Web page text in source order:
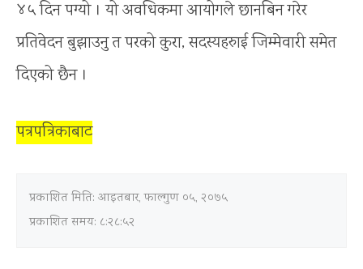
४५ दिन पग्यो । यो अवधिकमा आयोगले छानबिन गरेर
प्रतिवेदन बुझाउनु त परको कुरा, सदस्यहरुाई जिम्मेवारी समेत
दिएको छैन ।
पत्रपत्रिकाबाट
प्रकाशित मिति: आइतबार, फाल्गुण ०५, २०७५
प्रकाशित समय: ८:२८:५२